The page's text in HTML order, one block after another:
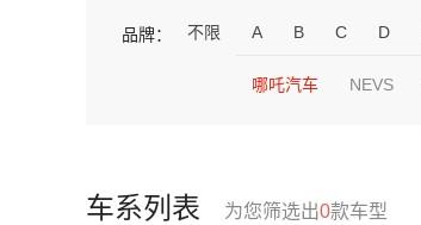
品牌： 不限 A B C D
哪吒汽车 NEVS
车系列表 为您筛选出0款车型